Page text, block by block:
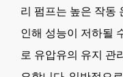
리 펌프는 높은 작동
인해 성능이 저하될
로 유압유의 유지 관